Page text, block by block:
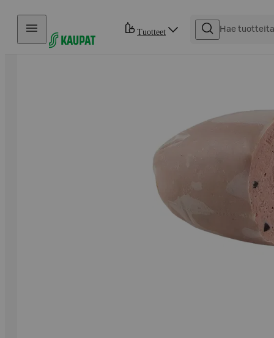
Hyppää sisältöön
Tuotteet